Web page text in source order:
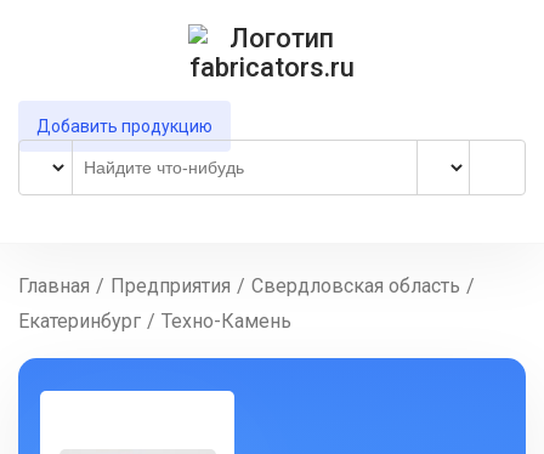
Добавить продукцию
Главная / Предприятия / Свердловская область /
Екатеринбург / Техно-Камень